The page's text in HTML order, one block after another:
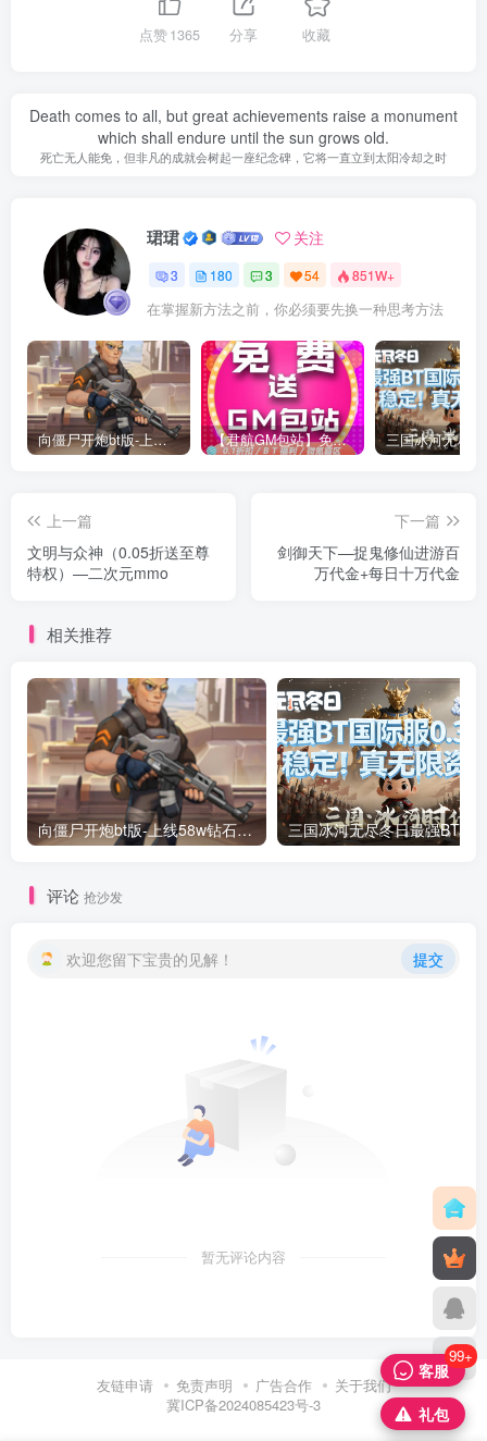
点赞1365 分享 收藏
Death comes to all, but great achievements raise a monument
which shall endure until the sun grows old.
死亡无人能免，但非凡的成就会树起一座纪念碑，它将一直立到太阳冷却之时
珺珺 关注
3 180 3 54 851W+
在掌握新方法之前，你必须要先换一种思考方法
向僵尸开炮bt版-上线58w钻石绝世炫彩等宝石！万人联网！稳定2年！ 【君航GM包站】免费包站！免费领卡密！
上一篇
文明与众神（0.05折送至尊
特权）—二次元mmo
下一篇
剑御天下—捉鬼修仙进游百
万代金+每日十万代金
相关推荐
向僵尸开炮bt版-上线58w钻石绝世炫彩等宝石！万人联网！稳定2年！
评论 抢沙发
欢迎您留下宝贵的见解！ 提交
暂无评论内容
友链申请 免责声明 广告合作
关于我们
冀ICP备2024085423号-3
客服
99+
礼包